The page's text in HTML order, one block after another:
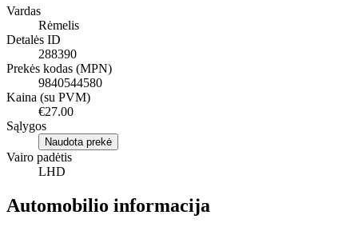
Vardas
Rėmelis
Detalės ID
288390
Prekės kodas (MPN)
9840544580
Kaina (su PVM)
€27.00
Sąlygos
Naudota prekė
Vairo padėtis
LHD
Automobilio informacija